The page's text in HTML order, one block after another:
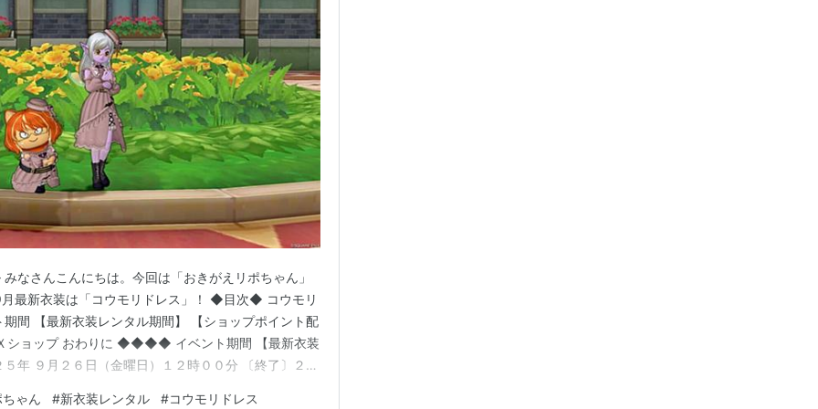
なさんこんにちは。今回は「おきがえリポちゃん」
最新衣装は「コウモリドレス」！ ◆目次◆ コウモリ
間 【最新衣装レンタル期間】 【ショップポイント配
ショップ おわりに ◆◆◆◆ イベント期間 【最新衣装
年 ９月２６日（金曜日）１２時００分 〔終了〕２０
ゃん #新衣装レンタル #コウモリドレス